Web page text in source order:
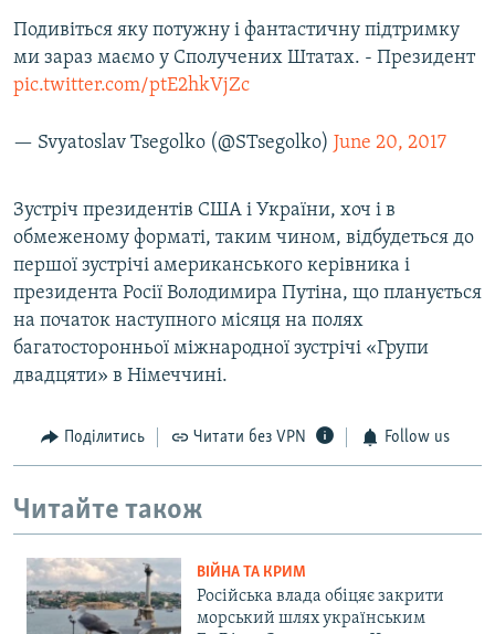
Подивіться яку потужну і фантастичну підтримку
ми зараз маємо у Сполучених Штатах. - Президент
pic.twitter.com/ptE2hkVjZc
— Svyatoslav Tsegolko (@STsegolko) June 20, 2017
Зустріч президентів США і України, хоч і в
обмеженому форматі, таким чином, відбудеться до
першої зустрічі американського керівника і
президента Росії Володимира Путіна, що планується
на початок наступного місяця на полях
багатосторонньої міжнародної зустрічі «Групи
двадцяти» в Німеччині.
Поділитись Читати без VPN Follow us
Читайте також
ВІЙНА ТА КРИМ
Російська влада обіцяє закрити
морський шлях українським